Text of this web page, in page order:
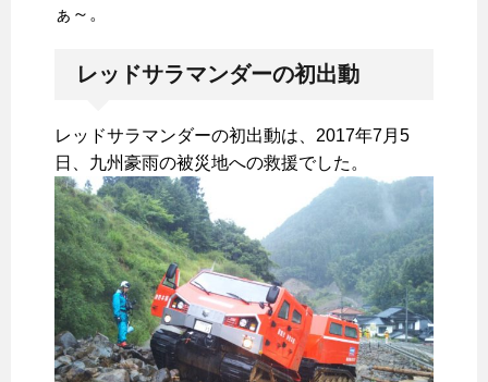
ぁ～。
レッドサラマンダーの初出動
レッドサラマンダーの初出動は、2017年7月5
日、九州豪雨の被災地への救援でした。